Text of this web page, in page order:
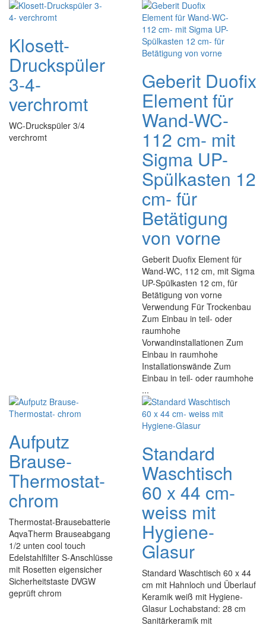
Klosett-
Druckspüler
3-4-
verchromt
WC-Druckspüler 3/4
verchromt
Geberit Duofix
Element für
Wand-WC-
112 cm- mit
Sigma UP-
Spülkasten 12
cm- für
Betätigung
von vorne
Geberit Duofix Element für
Wand-WC, 112 cm, mit Sigma
UP-Spülkasten 12 cm, für
Betätigung von vorne
Verwendung Für Trockenbau
Zum Einbau in teil- oder
raumhohe
Vorwandinstallationen Zum
Einbau in raumhohe
Installationswände Zum
Einbau in teil- oder raumhohe
...
Aufputz
Brause-
Thermostat-
chrom
Thermostat-Brausebatterie
AqvaTherm Brauseabgang
1/2 unten cool touch
Edelstahlfilter S-Anschlüsse
mit Rosetten eigensicher
Sicherheitstaste DVGW
geprüft chrom
Standard
Waschtisch
60 x 44 cm-
weiss mit
Hygiene-
Glasur
Standard Waschtisch 60 x 44
cm mit Hahnloch und Überlauf
Keramik weiß mit Hygiene-
Glasur Lochabstand: 28 cm
Sanitärkeramik mit